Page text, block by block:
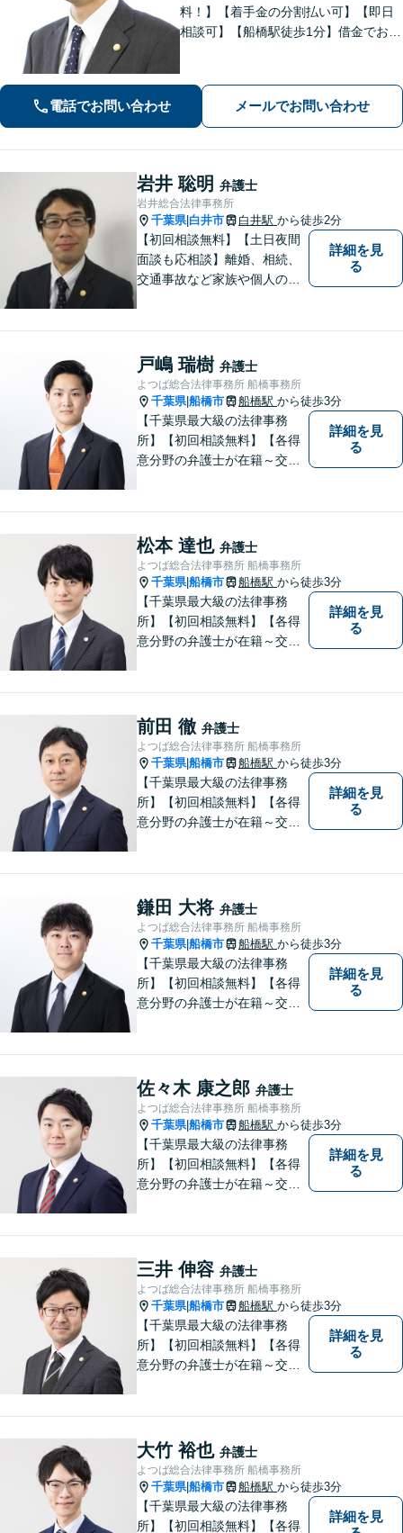
料！】【着手金の分割払い可】【即日
相談可】【船橋駅徒歩1分】借金でお悩
電話でお問い合わせ メールでお問い合わせ
岩井 聡明 弁護士
岩井総合法律事務所
千葉県| 白井市 白井駅 から徒歩2分
【初回相談無料】【土日夜間
面談も応相談】離婚、相続、
交通事故など家族や個人のト
を聞き、具体的な解決案をご
提案させていただきます。
詳細を見
る
戸嶋 瑞樹 弁護士
よつば総合法律事務所 船橋事務所
千葉県|船橋市 船橋駅 から徒歩3分
【千葉県最大級の法律事務
所】【初回相談無料】【各得
意分野の弁護士が在籍～交通
詳細を見
る
松本 達也 弁護士
よつば総合法律事務所 船橋事務所
千葉県|船橋市 船橋駅 から徒歩3分
【千葉県最大級の法律事務
所】【初回相談無料】【各得
意分野の弁護士が在籍～交通
詳細を見
る
前田 徹 弁護士
よつば総合法律事務所 船橋事務所
千葉県|船橋市 船橋駅 から徒歩3分
【千葉県最大級の法律事務
所】【初回相談無料】【各得
意分野の弁護士が在籍～交通
詳細を見
る
鎌田 大将 弁護士
よつば総合法律事務所 船橋事務所
千葉県|船橋市 船橋駅 から徒歩3分
【千葉県最大級の法律事務
所】【初回相談無料】【各得
意分野の弁護士が在籍～交通
詳細を見
る
佐々木 康之郎 弁護士
よつば総合法律事務所 船橋事務所
千葉県|船橋市 船橋駅 から徒歩3分
【千葉県最大級の法律事務
所】【初回相談無料】【各得
意分野の弁護士が在籍～交通
詳細を見
る
三井 伸容 弁護士
よつば総合法律事務所 船橋事務所
千葉県|船橋市 船橋駅 から徒歩3分
【千葉県最大級の法律事務
所】【初回相談無料】【各得
意分野の弁護士が在籍～交通
詳細を見
る
大竹 裕也 弁護士
よつば総合法律事務所 船橋事務所
千葉県|船橋市 船橋駅 から徒歩3分
【千葉県最大級の法律事務
所】【初回相談無料】【各得
詳細を見